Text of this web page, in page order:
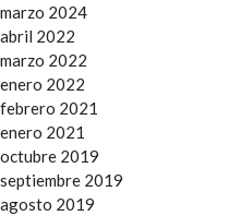
marzo 2024
abril 2022
marzo 2022
enero 2022
febrero 2021
enero 2021
octubre 2019
septiembre 2019
agosto 2019